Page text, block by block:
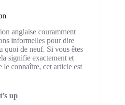
anglaise couramment
informelles pour dire
quoi de neuf. Si vous êtes
signifie exactement et
connaître, cet article est
up